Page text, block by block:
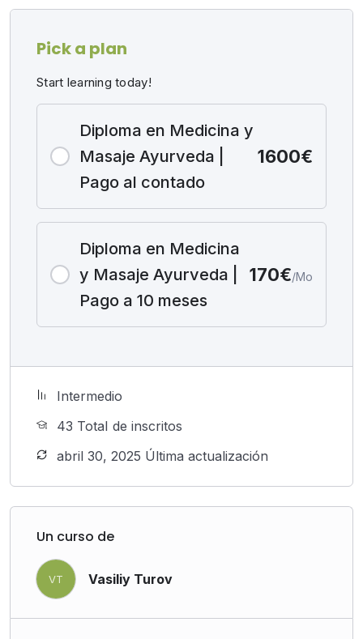
Pick a plan
Start learning today!
Diploma en Medicina y
Masaje Ayurveda |
Pago al contado
1600€
Diploma en Medicina
y Masaje Ayurveda |
Pago a 10 meses
170€/Mo
Intermedio
43 TotaI de inscritos
abril 30, 2025 Última actualización
Un curso de
VT Vasiliy Turov